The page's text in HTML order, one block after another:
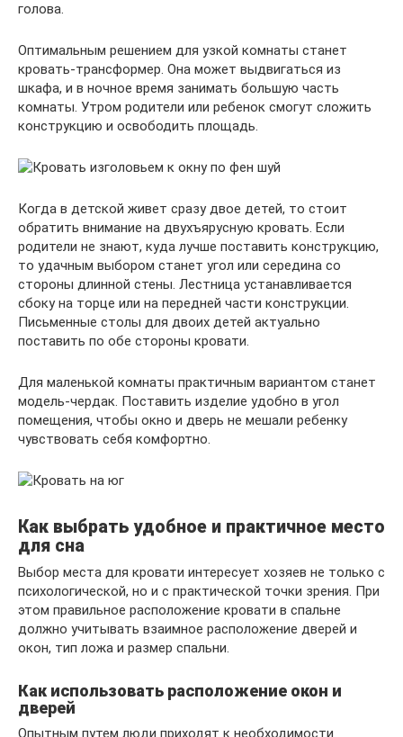
голова.
Оптимальным решением для узкой комнаты станет
кровать-трансформер. Она может выдвигаться из
шкафа, и в ночное время занимать большую часть
комнаты. Утром родители или ребенок смогут сложить
конструкцию и освободить площадь.
Когда в детской живет сразу двое детей, то стоит
обратить внимание на двухъярусную кровать. Если
родители не знают, куда лучше поставить конструкцию,
то удачным выбором станет угол или середина со
стороны длинной стены. Лестница устанавливается
сбоку на торце или на передней части конструкции.
Письменные столы для двоих детей актуально
поставить по обе стороны кровати.
Для маленькой комнаты практичным вариантом станет
модель-чердак. Поставить изделие удобно в угол
помещения, чтобы окно и дверь не мешали ребенку
чувствовать себя комфортно.
Как выбрать удобное и практичное место
для сна
Выбор места для кровати интересует хозяев не только с
психологической, но и с практической точки зрения. При
этом правильное расположение кровати в спальне
должно учитывать взаимное расположение дверей и
окон, тип ложа и размер спальни.
Как использовать расположение окон и
дверей